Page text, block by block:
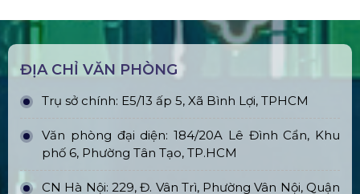
ĐỊA CHỈ VĂN PHÒNG
Trụ sở chính: E5/13 ấp 5, Xã Bình Lợi, TPHCM
Văn phòng đại diện: 184/20A Lê Đình Cẩn, Khu
phố 6, Phường Tân Tạo, TP.HCM
CN Hà Nội: 229, Đ. Vân Trì, Phường Vân Nội, Quận